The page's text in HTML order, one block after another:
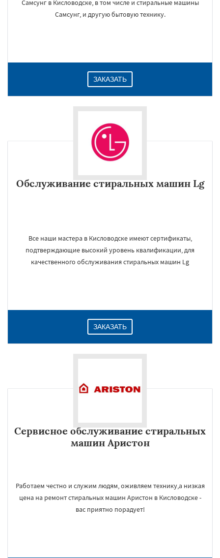
Самсунг в Кисловодске, в том числе и стиральные машины
Самсунг, и другую бытовую технику.
ЗАКАЗАТЬ
Обслуживание стиральных машин Lg
Все наши мастера в Кисловодске имеют сертификаты,
подтверждающие высокий уровень квалификации, для
качественного обслуживания стиральных машин Lg
ЗАКАЗАТЬ
Сервисное обслуживание стиральных
машин Аристон
Работаем честно и служим людям, оживляем технику,а низкая
цена на ремонт стиральных машин Аристон в Кисловодске -
вас приятно порадует!